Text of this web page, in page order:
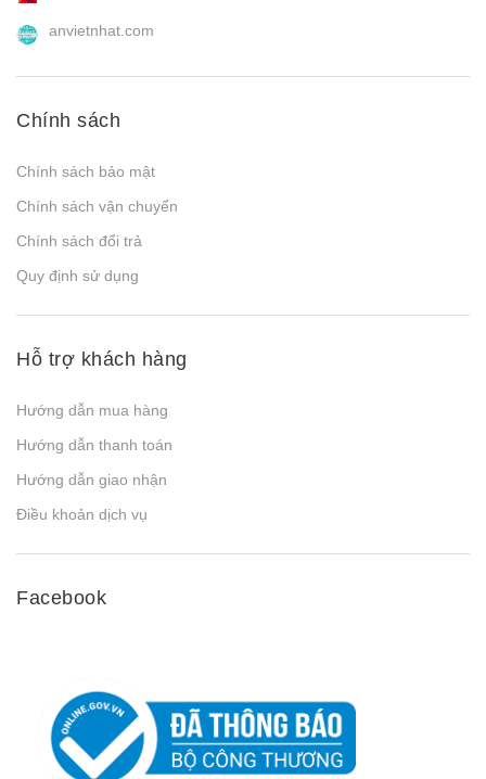
anvietnhat.com
Chính sách
Chính sách bảo mật
Chính sách vận chuyển
Chính sách đổi trả
Quy định sử dụng
Hỗ trợ khách hàng
Hướng dẫn mua hàng
Hướng dẫn thanh toán
Hướng dẫn giao nhận
Điều khoản dịch vụ
Facebook